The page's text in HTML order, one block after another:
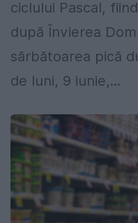
ciclului Pascal,
după Învierea
sărbătoarea pică
de luni, 9 iunie,...